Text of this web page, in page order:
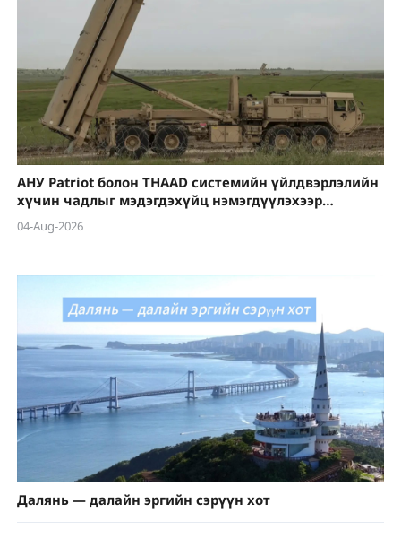
АНУ Patriot болон THAAD системийн үйлдвэрлэлийн
хүчин чадлыг мэдэгдэхүйц нэмэгдүүлэхээр
төлөвлөж байна
04-Aug-2026
Далянь — далайн эргийн сэрүүн хот